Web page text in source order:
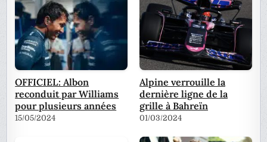
OFFICIEL: Albon
reconduit par Williams
pour plusieurs années
15/05/2024
Alpine verrouille la
dernière ligne de la
grille à Bahreïn
01/03/2024